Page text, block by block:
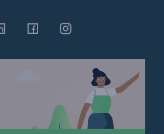
FacebookInstagram